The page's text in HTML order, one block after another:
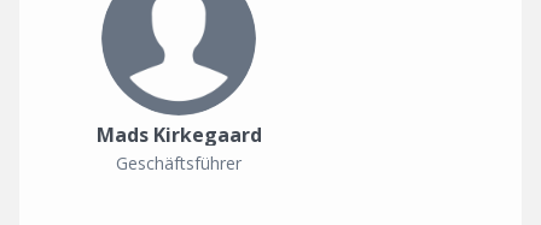
Mads Kirkegaard
Geschäftsführer